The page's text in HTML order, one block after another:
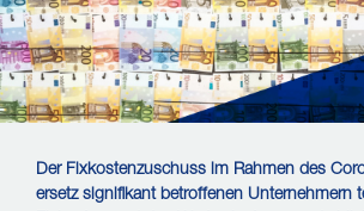
Der Fixkostenzuschuss im Rahmen des
ersetz signifikant betroffenen Unternehmern